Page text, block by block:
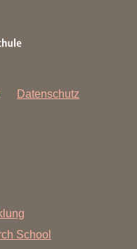
Datenschutz
School